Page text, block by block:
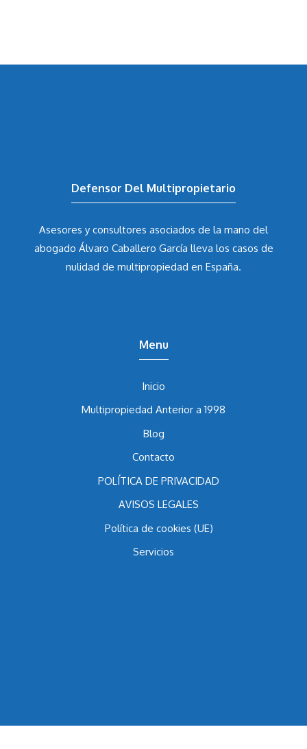
Asesores y consultores asociados de la mano del
abogado Álvaro Caballero Garcíalleva los casos de
Inicio
Multipropiedad Anterior a 1998
Blog
Contacto
POLÍTICA DE PRIVACIDAD
AVISOS LEGALES
Política de cookies (UE)